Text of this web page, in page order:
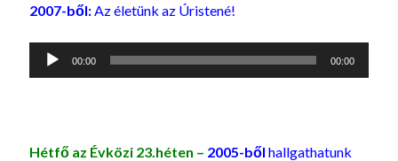
2007-ből: Az életünk az Úristené!
Audió
00:00 00:00
Hétfő az Évközi 23.héten – 2005-bőlhallgathatunk